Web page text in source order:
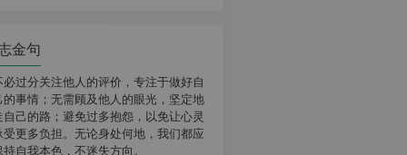
金句
必过分关注他人的评价，专注于做好自
的事情；无需顾及他人的眼光，坚定地
自己的路；避免过多抱怨，以免让心灵
受更多负担。无论身处何地，我们都应
持自我本色，不迷失方向。